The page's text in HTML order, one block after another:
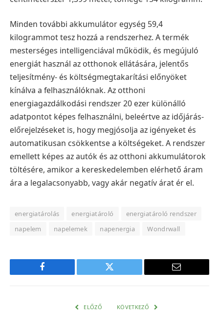
Minden további akkumulátor egység 59,4
kilogrammot tesz hozzá a rendszerhez. A termék
mesterséges intelligenciával működik, és megújuló
energiát használ az otthonok ellátására, jelentős
teljesítmény- és költségmegtakarítási előnyöket
kínálva a felhasználóknak. Az otthoni
energiagazdálkodási rendszer 20 ezer különálló
adatpontot képes felhasználni, beleértve az időjárás-
előrejelzéseket is, hogy megjósolja az igényeket és
automatikusan csökkentse a költségeket. A rendszer
emellett képes az autók és az otthoni akkumulátorok
töltésére, amikor a kereskedelemben elérhető áram
ára a legalacsonyabb, vagy akár negatív árat ér el.
energiatárolás energiatároló
energiatároló rendszer
napelem
napelemek napenergia Wondrwall
Facebook Twitter
E-
ELŐZŐ KÖVETKEZŐ